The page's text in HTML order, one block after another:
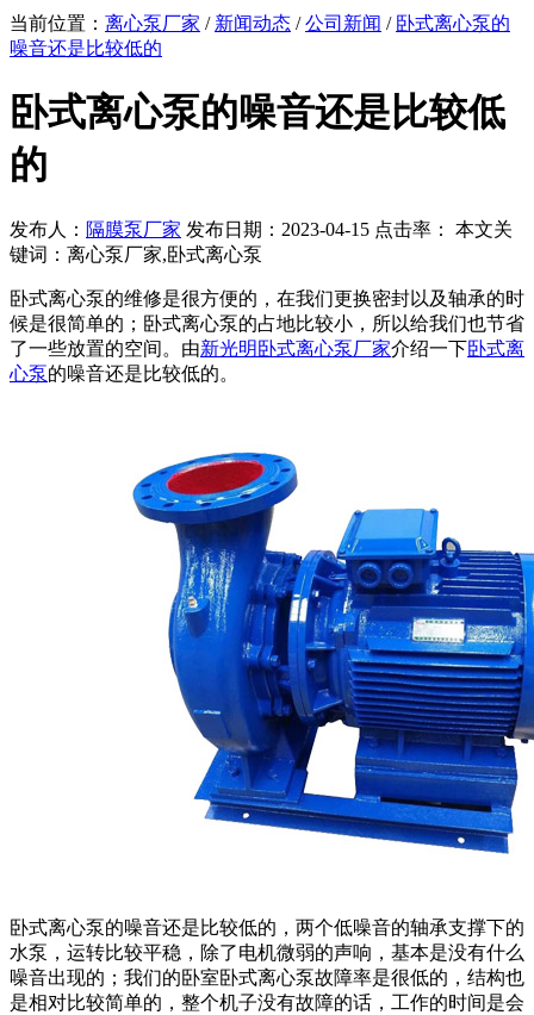
当前位置： 离心泵厂家 / 新闻动态 /公司新闻 / 卧式离心泵的
噪音还是比较低的
卧式离心泵的噪音还是比较低
的
发布人： 隔膜泵厂家 发布日期：2023-04-15 点击率：
本文关
键词：离心泵厂家,卧式离心泵
卧式离心泵的维修是很方便的，在我们更换密封以及轴承的时
候是很简单的；卧式离心泵的占地比较小，所以给我们也节省
了一些放置的空间。由新光明卧式离心泵厂家介绍一下卧式离
心泵的噪音还是比较低的。
卧式离心泵的噪音还是比较低的，两个低噪音的轴承支撑下的
水泵，运转比较平稳，除了电机微弱的声响，基本是没有什么
噪音出现的；我们的卧室卧式离心泵故障率是很低的，结构也
是相对比较简单的，整个机子没有故障的话，工作的时间是会